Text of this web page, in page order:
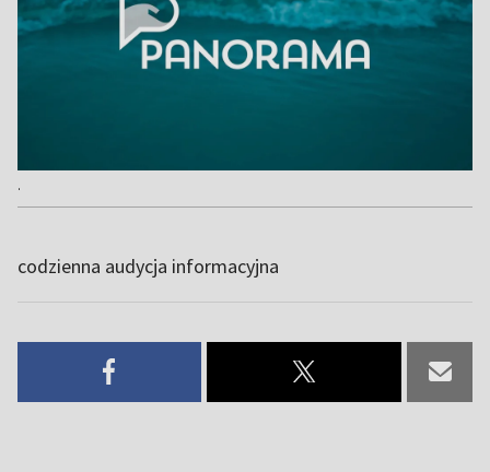
.
codzienna audycja informacyjna